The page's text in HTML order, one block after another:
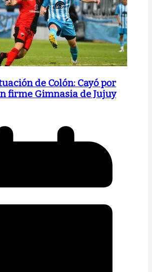
de Colón: Cayó por
firme Gimnasia de Jujuy